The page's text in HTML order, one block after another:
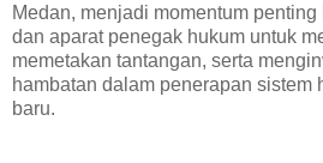
Medan, menjadi momentum
dan aparat penegak hukum untuk
memetakan tantangan, serta
hambatan dalam penerapan sistem
baru.